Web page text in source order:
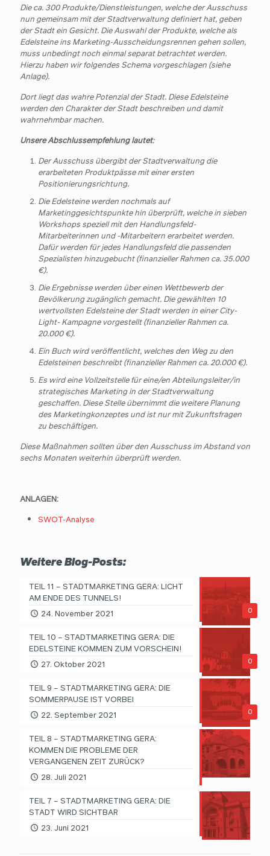
Die ca. 300 Produkte/Dienstleistungen, welche der Ausschuss
nun gemeinsam mit der Stadtverwaltung definiert hat, geben
der Stadt ein Gesicht. Die Auswahl der Produkte, welche als
Edelsteine ins Marketing-Ausscheidungsrennen gehen sollen,
muss unbedingt noch einmal separat betrachtet werden.
Hierzu haben wir folgendes Schema vorgeschlagen (siehe
Anlage).
Dort liegt das wahre Potenzial der Stadt. Diese Edelsteine
werden den Charakter der Stadt beschreiben und damit
wahrnehmbar machen.
Unsere Abschlussempfehlung lautet:
Der Ausschuss übergibt der Stadtverwaltung die
erarbeiteten Produktpässe mit einer ersten
Positionierungsrichtung.
Die Edelsteine werden nochmals auf
Marketinggesichtspunkte hin überprüft, welche in sieben
Workshops speziell mit den Handlungsfeld-
Mitarbeiterinnen und -Mitarbeitern erarbeitet werden.
Dafür werden für jedes Handlungsfeld die passenden
Spezialisten hinzugebucht (finanzieller Rahmen ca. 35.000
€).
Die Ergebnisse werden über einen Wettbewerb der
Bevölkerung zugänglich gemacht. Die gewählten 10
wertvollsten Edelsteine der Stadt werden in einer City-
Light- Kampagne vorgestellt (finanzieller Rahmen ca.
20.000 €).
Ein Buch wird veröffentlicht, welches den Weg zu den
Edelsteinen beschreibt (finanzieller Rahmen ca. 20.000 €).
Es wird eine Vollzeitstelle für eine/en Abteilungsleiter/in
strategisches Marketing in der Stadtverwaltung
geschaffen. Diese Stelle übernimmt die weitere Planung
des Marketingkonzeptes und ist nur mit Zukunftsfragen
zu beschäftigen.
Diese Maßnahmen sollten über den Ausschuss im Abstand von
sechs Monaten weiterhin überprüft werden.
ANLAGEN:
SWOT-Analyse
Weitere Blog-Posts:
0
TEIL 11 – STADTMARKETING GERA: LICHT
AM ENDE DES TUNNELS!
24. November 2021
0
TEIL 10 – STADTMARKETING GERA: DIE
EDELSTEINE KOMMEN ZUM VORSCHEIN!
27. Oktober 2021
0
TEIL 9 – STADTMARKETING GERA: DIE
SOMMERPAUSE IST VORBEI
22. September 2021
TEIL 8 – STADTMARKETING GERA:
KOMMEN DIE PROBLEME DER
VERGANGENEN ZEIT ZURÜCK?
28. Juli 2021
TEIL 7 – STADTMARKETING GERA: DIE
STADT WIRD SICHTBAR
23. Juni 2021